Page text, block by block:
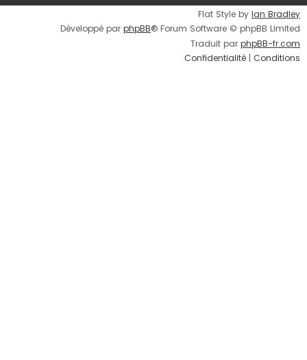
Flat Style by Ian Bradley
Développé par phpBB® Forum Software © phpBB Limited
Traduit par phpBB-fr.com
Confidentialité | Conditions